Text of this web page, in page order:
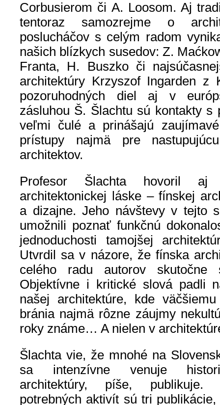
Corbusierom či A. Loosom. Aj
tentoraz samozrejme o
poslucháčov s celým radom
našich blízkych susedov: Z.
Franta, H. Buszko či
architektúry Krzyszof Ingarden z
pozoruhodných diel aj v
zásluhou Š. Šlachtu sú kontakty s
veľmi čulé a prinášajú
prístupy najmä pre
architektov.
Profesor Šlachta hovoril
architektonickej láske – fínskej
a dizajne. Jeho návštevy v tejto
umožnili poznať funkčnú
jednoduchosti tamojšej
Utvrdil sa v názore, že fínska
celého radu autorov skutočne
Objektívne i kritické slová padli
našej architektúre, kde
bránia najmä rôzne záujmy
roky známe… A nielen v
Šlachta vie, že mnohé na
sa intenzívne venuje
architektúry, píše, publikuje.
potrebných aktivít sú tri